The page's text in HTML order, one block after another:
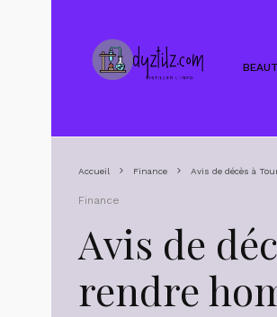
Accueil Finance Avis de décès à
Finance
Avis de
rendre